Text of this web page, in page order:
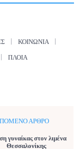
ΚΟΙΝΩΝΊΑ
ΠΛΟΊΑ
ΆΡΘΡΟ